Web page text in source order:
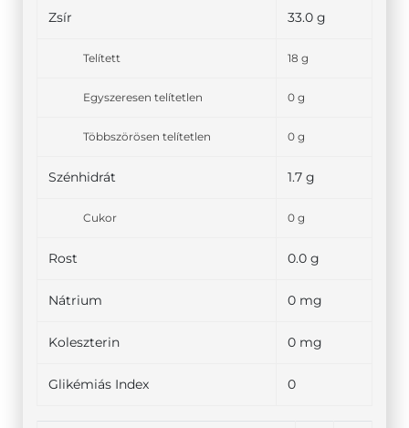
Zsír 33.0 g
Telített 18 g
Egyszeresen telítetlen 0 g
Többszörösen telítetlen 0 g
Szénhidrát 1.7 g
Cukor 0 g
Rost 0.0 g
Nátrium 0 mg
Koleszterin 0 mg
Glikémiás Index 0